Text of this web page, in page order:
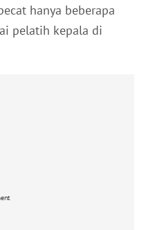
hanya beberapa
pelatih kepala di